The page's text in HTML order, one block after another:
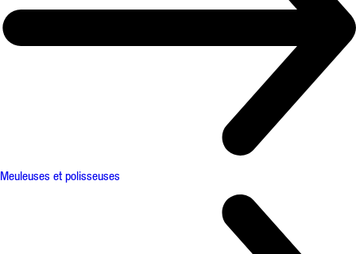
Meuleuses et polisseuses